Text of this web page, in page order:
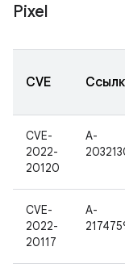
Pixel
CVE
CVE-
2022-
20120
A-
CVE-
2022-
20117
A-